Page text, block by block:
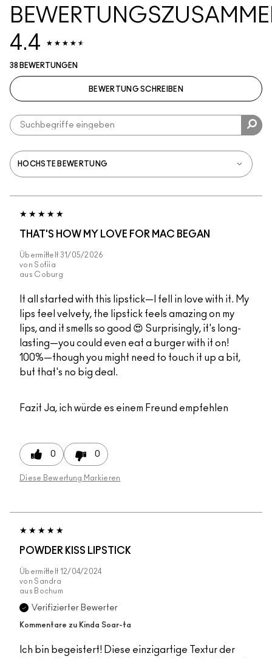
4.4
38 BEWERTUNGEN
BEWERTUNG SCHREIBEN
THAT'S HOW MY LOVE FOR MAC BEGAN
Übermittelt 31/05/2026
von Sofiia
aus Coburg
It all started with this lipstick—I fell in love with it. My
lips feel velvety, the lipstick feels amazing on my
lips, and it smells so good 😍 Surprisingly, it's long-
lasting—you could even eat a burger with it on!
100%—though you might need to touch it up a bit,
but that's no big deal.
Fazit Ja, ich würde es einem Freund empfehlen
0 0
Diese Bewertung Markieren
POWDER KISS LIPSTICK
Übermittelt 12/04/2024
von Sandra
aus Bochum
Verifizierter Bewerter
Kommentare zu Kinda Soar-ta
Ich bin begeistert! Diese einzigartige Textur der